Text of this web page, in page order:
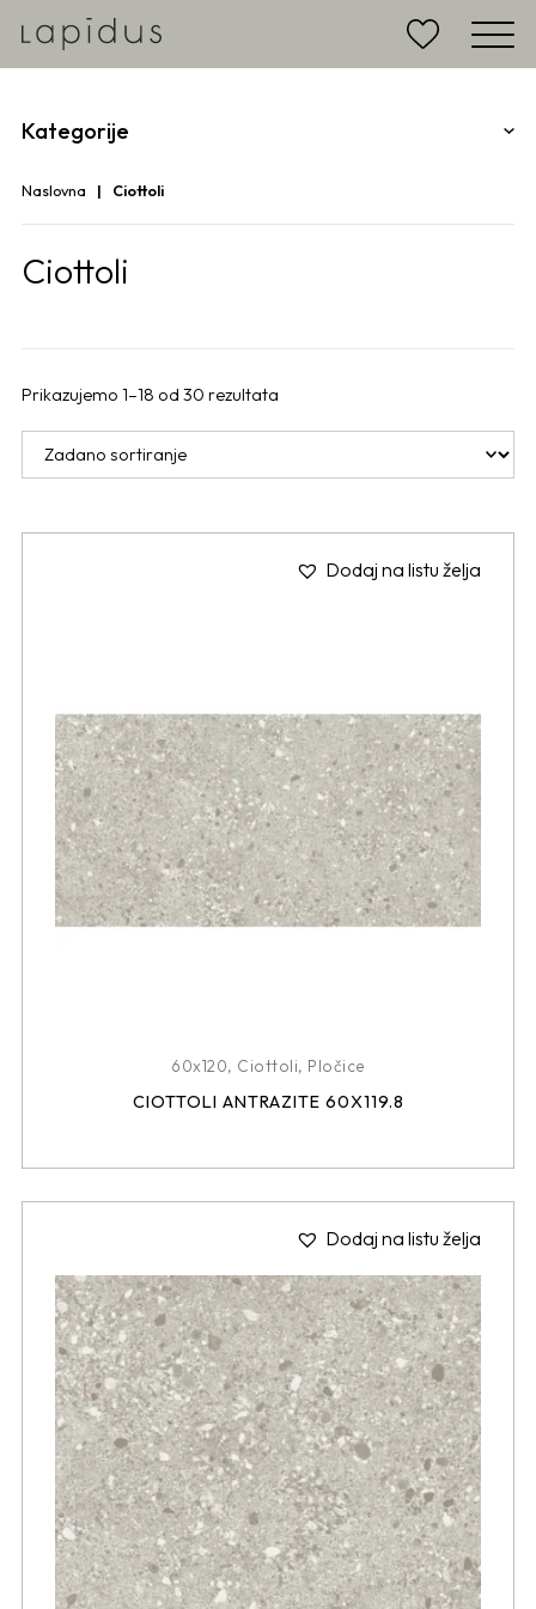
Kategorije
Naslovna Ciottoli
Ciottoli
Prikazujemo 1–18 od 30 rezultata
Dodaj na listu želja
60x120, Ciottoli, Pločice
CIOTTOLI ANTRAZITE 60X119.8
Dodaj na listu želja